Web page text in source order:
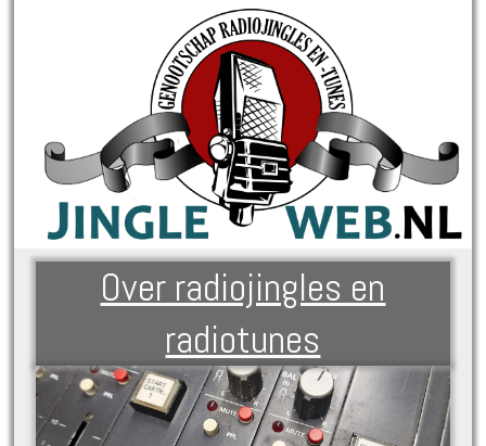
Over radiojingles en
radiotunes